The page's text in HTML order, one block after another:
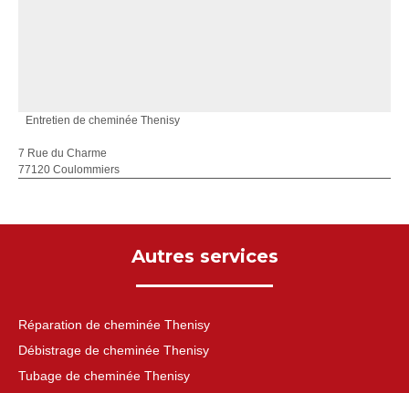
Entretien de cheminée Thenisy
7 Rue du Charme
77120 Coulommiers
Autres services
Réparation de cheminée Thenisy
Débistrage de cheminée Thenisy
Tubage de cheminée Thenisy